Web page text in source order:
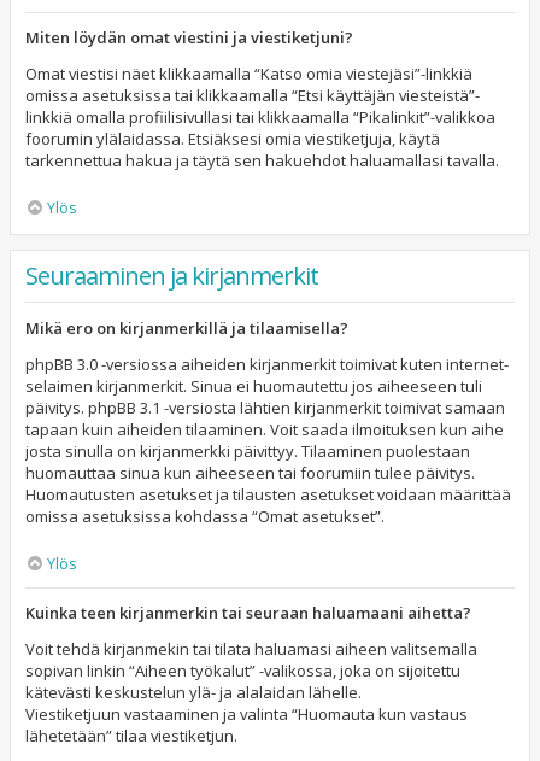
Miten löydän omat viestini ja viestiketjuni?
Omat viestisi näet klikkaamalla “Katso omia viestejäsi”-linkkiä
omissa asetuksissa tai klikkaamalla “Etsi käyttäjän viesteistä”-
linkkiä omalla profiilisivullasi tai klikkaamalla “Pikalinkit”-valikkoa
foorumin ylälaidassa. Etsiäksesi omia viestiketjuja, käytä
tarkennettua hakua ja täytä sen hakuehdot haluamallasi tavalla.
Ylös
Seuraaminen ja kirjanmerkit
Mikä ero on kirjanmerkillä ja tilaamisella?
phpBB 3.0 -versiossa aiheiden kirjanmerkit toimivat kuten internet-
selaimen kirjanmerkit. Sinua ei huomautettu jos aiheeseen tuli
päivitys. phpBB 3.1 -versiosta lähtien kirjanmerkit toimivat samaan
tapaan kuin aiheiden tilaaminen. Voit saada ilmoituksen kun aihe
josta sinulla on kirjanmerkki päivittyy. Tilaaminen puolestaan
huomauttaa sinua kun aiheeseen tai foorumiin tulee päivitys.
Huomautusten asetukset ja tilausten asetukset voidaan määrittää
omissa asetuksissa kohdassa “Omat asetukset”.
Ylös
Kuinka teen kirjanmerkin tai seuraan haluamaani aihetta?
Voit tehdä kirjanmekin tai tilata haluamasi aiheen valitsemalla
sopivan linkin “Aiheen työkalut” -valikossa, joka on sijoitettu
kätevästi keskustelun ylä- ja alalaidan lähelle.
Viestiketjuun vastaaminen ja valinta “Huomauta kun vastaus
lähetetään” tilaa viestiketjun.